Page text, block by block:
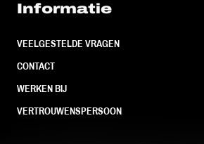
Informatie
VEELGESTELDE VRAGEN
CONTACT
WERKEN BIJ
VERTROUWENSPERSOON